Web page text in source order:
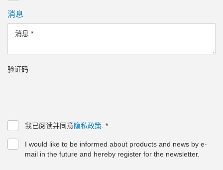
消息
消息 *
验证码
我已阅读并同意隐私政策 *
I would like to be informed about products and news by e-
mail in the future and hereby register for the newsletter.